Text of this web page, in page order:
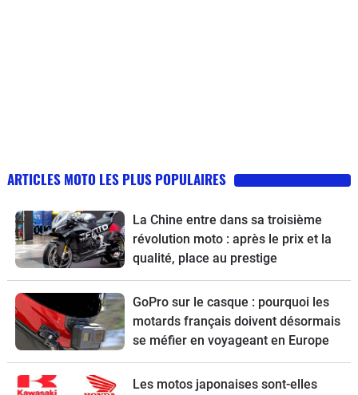
ARTICLES MOTO LES PLUS POPULAIRES
La Chine entre dans sa troisième
révolution moto : après le prix et la
qualité, place au prestige
GoPro sur le casque : pourquoi les
motards français doivent désormais
se méfier en voyageant en Europe
Les motos japonaises sont-elles